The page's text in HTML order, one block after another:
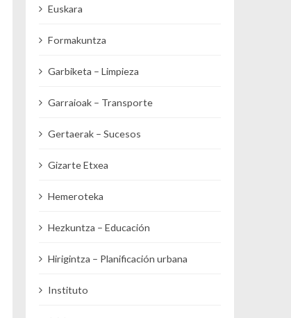
Euskara
Formakuntza
Garbiketa – Limpieza
Garraioak – Transporte
Gertaerak – Sucesos
Gizarte Etxea
Hemeroteka
Hezkuntza – Educación
Hirigintza – Planificación urbana
Instituto